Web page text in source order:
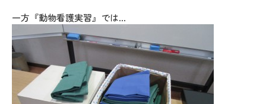
一方『動物看護実習』では…